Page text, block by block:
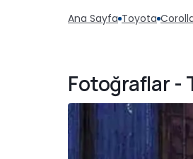
Ana Sayfa Toyota
Fotoğraflar -